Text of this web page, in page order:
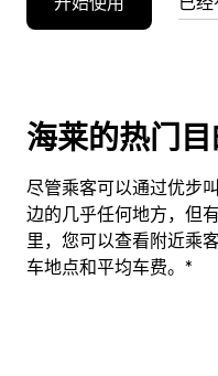
海莱的热门
尽管乘客可以通过优步
边的几乎任何地方，但
里，您可以查看附近乘
车地点和平均车费。*